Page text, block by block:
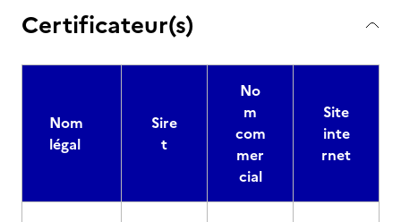
Certificateur(s)
Nom
légal
Sire
t
No
m
com
mer
cial
Site
inte
rnet